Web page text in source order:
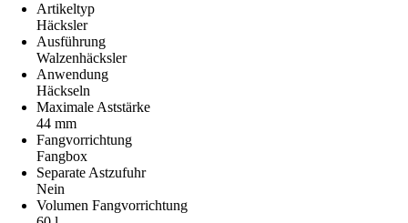
Artikeltyp
Häcksler
Ausführung
Walzenhäcksler
Anwendung
Häckseln
Maximale Aststärke
44 mm
Fangvorrichtung
Fangbox
Separate Astzufuhr
Nein
Volumen Fangvorrichtung